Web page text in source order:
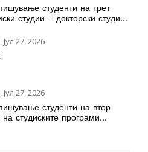
студенти на трет
студии – докторски студии
27, 2026
27, 2026
студенти на втор
на студиските програми